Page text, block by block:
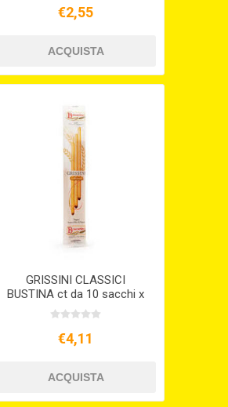
€2,55
GRISSINI CLASSICI
BUSTINA ct da 10 sacchi x
20 bustine
€4,11